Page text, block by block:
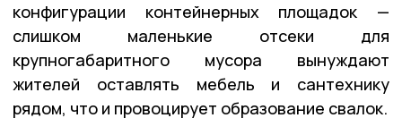
конфигурации контейнерных площадок —
слишком маленькие отсеки для
крупногабаритного мусора вынуждают
жителей оставлять мебель и сантехнику
рядом, что и провоцирует образование свалок.